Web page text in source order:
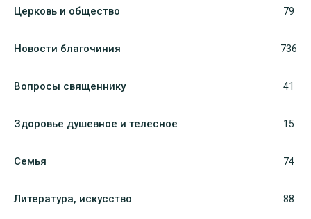
Церковь и общество 79
Новости благочиния 736
Вопросы священнику 41
Здоровье душевное и телесное 15
Семья 74
Литература, искуcство 88